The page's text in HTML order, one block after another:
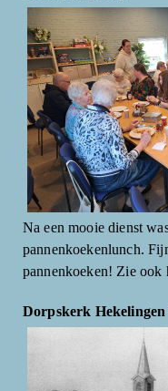
Na een mooie dienst
pannenkoekenlunch.
pannenkoeken! Zie ook
Dorpskerk